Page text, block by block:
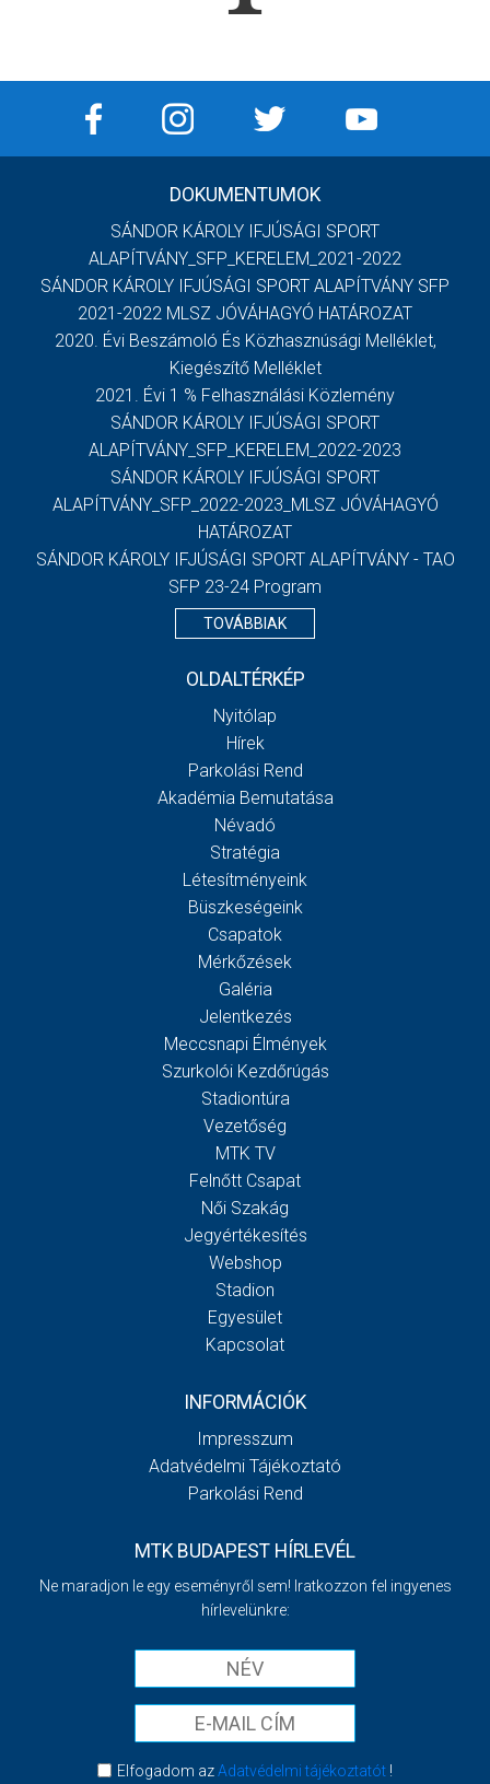
DOKUMENTUMOK
SÁNDOR KÁROLY IFJÚSÁGI SPORT
ALAPÍTVÁNY_SFP_KERELEM_2021-2022
SÁNDOR KÁROLY IFJÚSÁGI SPORT ALAPÍTVÁNY SFP
2021-2022 MLSZ JÓVÁHAGYÓ HATÁROZAT
2020. Évi Beszámoló És Közhasznúsági Melléklet,
Kiegészítő Melléklet
2021. Évi 1 % Felhasználási Közlemény
SÁNDOR KÁROLY IFJÚSÁGI SPORT
ALAPÍTVÁNY_SFP_KERELEM_2022-2023
SÁNDOR KÁROLY IFJÚSÁGI SPORT
ALAPÍTVÁNY_SFP_2022-2023_MLSZ JÓVÁHAGYÓ
HATÁROZAT
SÁNDOR KÁROLY IFJÚSÁGI SPORT ALAPÍTVÁNY - TAO
SFP 23-24 Program
TOVÁBBIAK
OLDALTÉRKÉP
Nyitólap
Hírek
Parkolási Rend
Akadémia Bemutatása
Névadó
Stratégia
Létesítményeink
Büszkeségeink
Csapatok
Mérkőzések
Galéria
Jelentkezés
Meccsnapi Élmények
Szurkolói Kezdőrúgás
Stadiontúra
Vezetőség
MTK TV
Felnőtt Csapat
Női Szakág
Jegyértékesítés
Webshop
Stadion
Egyesület
Kapcsolat
INFORMÁCIÓK
Impresszum
Adatvédelmi Tájékoztató
Parkolási Rend
MTK BUDAPEST HÍRLEVÉL
Ne maradjon le egy eseményről sem! Iratkozzon fel ingyenes
hírlevelünkre:
Elfogadom azAdatvédelmi tájékoztatót!